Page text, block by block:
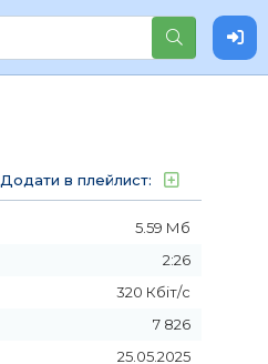
Додати в плейлист:
5.59 Мб
2:26
320 Кбіт/с
7 826
25.05.2025